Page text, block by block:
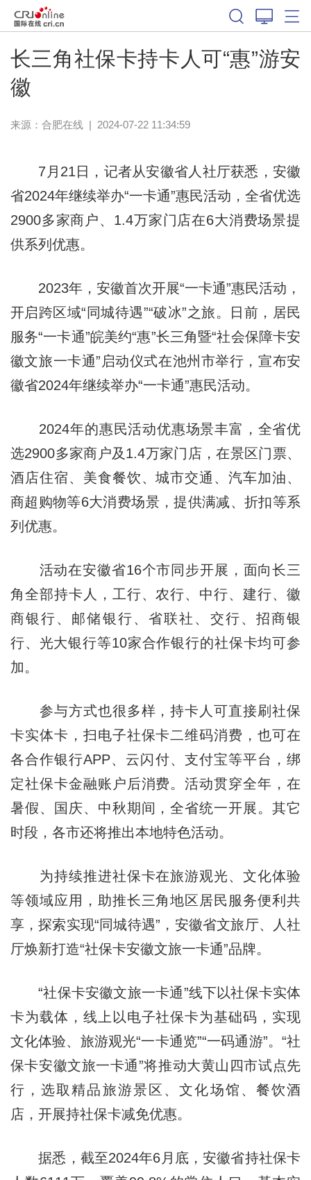
长三角社保卡持卡人可“惠”游安
徽
来源： 合肥在线| 2024-07-22 11:34:59
7月21日，记者从安徽省人社厅获悉，安徽
省2024年继续举办“一卡通”惠民活动，全省优选
2900多家商户、1.4万家门店在6大消费场景提
供系列优惠。
2023年，安徽首次开展“一卡通”惠民活动，
开启跨区域“同城待遇”“破冰”之旅。日前，居民
服务“一卡通”皖美约“惠”长三角暨“社会保障卡安
徽文旅一卡通”启动仪式在池州市举行，宣布安
徽省2024年继续举办“一卡通”惠民活动。
2024年的惠民活动优惠场景丰富，全省优
选2900多家商户及1.4万家门店，在景区门票、
酒店住宿、美食餐饮、城市交通、汽车加油、
商超购物等6大消费场景，提供满减、折扣等系
列优惠。
活动在安徽省16个市同步开展，面向长三
角全部持卡人，工行、农行、中行、建行、徽
商银行、邮储银行、省联社、交行、招商银
行、光大银行等10家合作银行的社保卡均可参
加。
参与方式也很多样，持卡人可直接刷社保
卡实体卡，扫电子社保卡二维码消费，也可在
各合作银行APP、云闪付、支付宝等平台，绑
定社保卡金融账户后消费。活动贯穿全年，在
暑假、国庆、中秋期间，全省统一开展。其它
时段，各市还将推出本地特色活动。
为持续推进社保卡在旅游观光、文化体验
等领域应用，助推长三角地区居民服务便利共
享，探索实现“同城待遇”，安徽省文旅厅、人社
厅焕新打造“社保卡安徽文旅一卡通”品牌。
“社保卡安徽文旅一卡通”线下以社保卡实体
卡为载体，线上以电子社保卡为基础码，实现
文化体验、旅游观光“一卡通览”“一码通游”。“社
保卡安徽文旅一卡通”将推动大黄山四市试点先
行，选取精品旅游景区、文化场馆、餐饮酒
店，开展持社保卡减免优惠。
据悉，截至2024年6月底，安徽省持社保卡